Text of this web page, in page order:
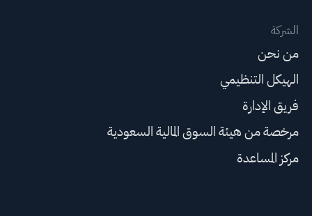
الشركة
من نحن
الهيكل التنظيمي
فريق الإدارة
مرخصة من هيئة السوق المالية السعودية
مركز المساعدة